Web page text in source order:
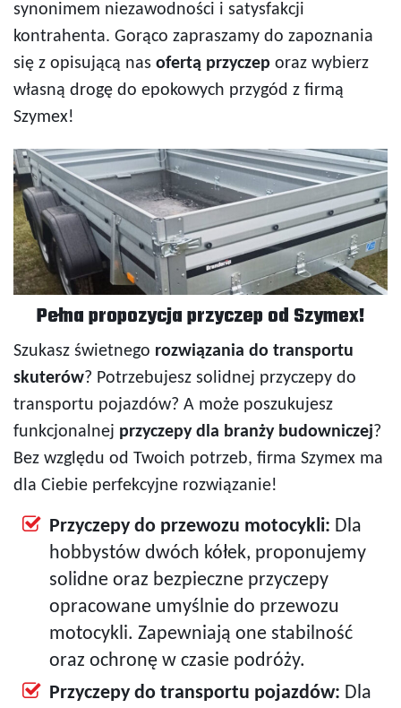
synonimem niezawodności i satysfakcji
kontrahenta. Gorąco zapraszamy do zapoznania
się z opisującą nas ofertą przyczep oraz wybierz
własną drogę do epokowych przygód z firmą
Szymex!
Pełna propozycja przyczep od Szymex!
Szukasz świetnego rozwiązania do transportu
skuterów? Potrzebujesz solidnej przyczepy do
transportu pojazdów? A może poszukujesz
funkcjonalnej przyczepy dla branży budowniczej?
Bez względu od Twoich potrzeb, firma Szymex ma
dla Ciebie perfekcyjne rozwiązanie!
Przyczepy do przewozu motocykli: Dla
hobbystów dwóch kółek, proponujemy
solidne oraz bezpieczne przyczepy
opracowane umyślnie do przewozu
motocykli. Zapewniają one stabilność
oraz ochronę w czasie podróży.
Przyczepy do transportu pojazdów: Dla